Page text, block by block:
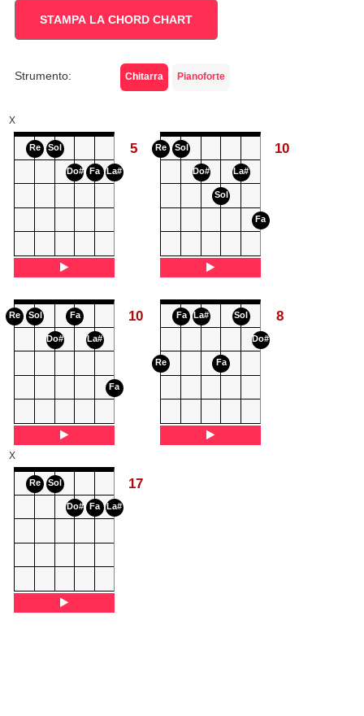
STAMPA LA CHORD CHART
Strumento: Chitarra Pianoforte
Re Sol
Do# Fa La#
X
5 Re Sol
Do#
Sol
La#
Fa
10
Re Sol
Do#
Fa
La#
Fa
10
Re
Fa La#
Fa
Sol
Do#
8
Re Sol
Do# Fa La#
X
17